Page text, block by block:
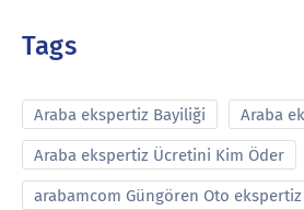
Tags
Araba ekspertiz Bayiliği Araba
Araba ekspertiz Ücretini Kim Öder
arabamcom Güngören Oto ekspertiz